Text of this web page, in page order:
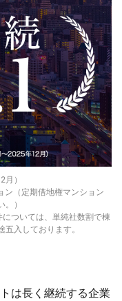
）
ン（定期借地権マンション
）
ついては、単純社数割で棟
入しております。
は長く継続する企業